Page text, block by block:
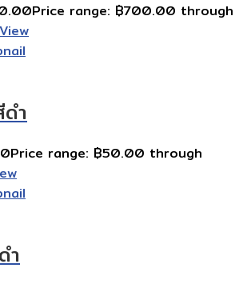
Price range: ฿700.00 through
ำ
Price range: ฿50.00 through
ำ